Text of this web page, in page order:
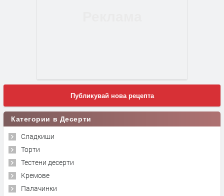
Публикувай нова рецепта
Категории в Десерти
Сладкиши
Торти
Тестени десерти
Кремове
Палачинки